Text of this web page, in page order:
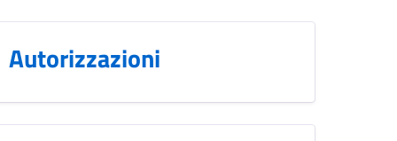
Autorizzazioni